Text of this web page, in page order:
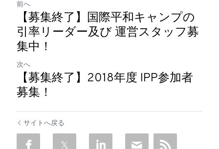
前へ
【募集終了】国際平和キャンプの
引率リーダー及び 運営スタッフ募
集中！
次へ
【募集終了】2018年度 IPP参加者
募集！
サイトへ戻る